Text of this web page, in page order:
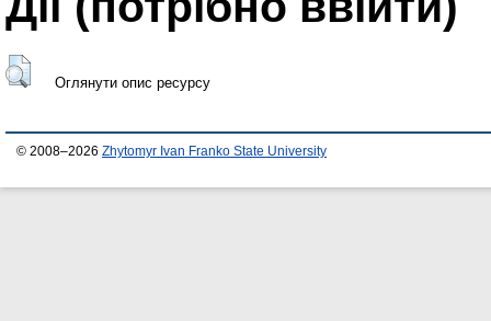
Оглянути опис ресурсу
© 2008–2026 Zhytomyr Ivan Franko State University